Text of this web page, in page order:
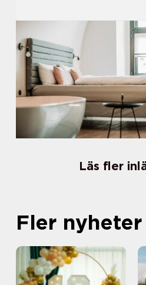
Läs fler
Fler nyheter